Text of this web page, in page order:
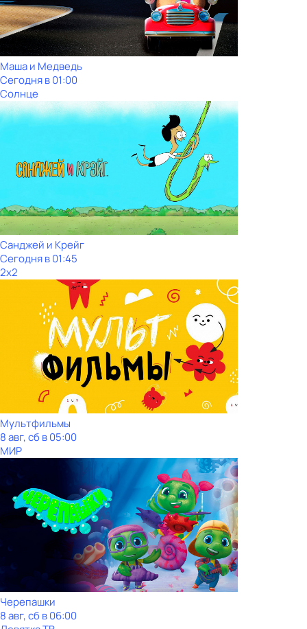
Маша и Медведь
Сегодня в 01:00
Солнце
Санджей и Крейг
Сегодня в 01:45
2x2
Мультфильмы
8 авг, сб в 05:00
МИР
Черепашки
8 авг, сб в 06:00